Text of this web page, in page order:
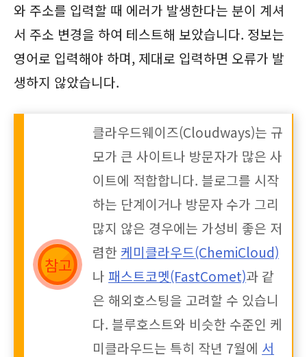
와 주소를 입력할 때 에러가 발생한다는 분이 계셔
서 주소 변경을 하여 테스트해 보았습니다. 정보는
영어로 입력해야 하며, 제대로 입력하면 오류가 발
생하지 않았습니다.
클라우드웨이즈(Cloudways)는 규
모가 큰 사이트나 방문자가 많은 사
이트에 적합합니다. 블로그를 시작
하는 단계이거나 방문자 수가 그리
많지 않은 경우에는 가성비 좋은 저
렴한 케미클라우드(ChemiCloud)
나 패스트코멧(FastComet)과 같
은 해외호스팅을 고려할 수 있습니
다. 블루호스트와 비슷한 수준인 케
미클라우드는 특히 작년 7월에 서